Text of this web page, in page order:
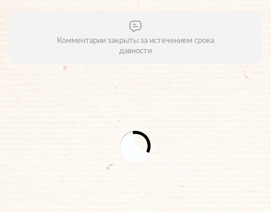
Комментарии закрыты за истечением срока
давности